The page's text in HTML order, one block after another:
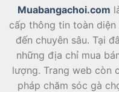
Muabangachoi.com
cấp thông tin toàn
đến chuyên sâu. Tại
những địa chỉ mua
lượng. Trang web còn
pháp chăm sóc gà